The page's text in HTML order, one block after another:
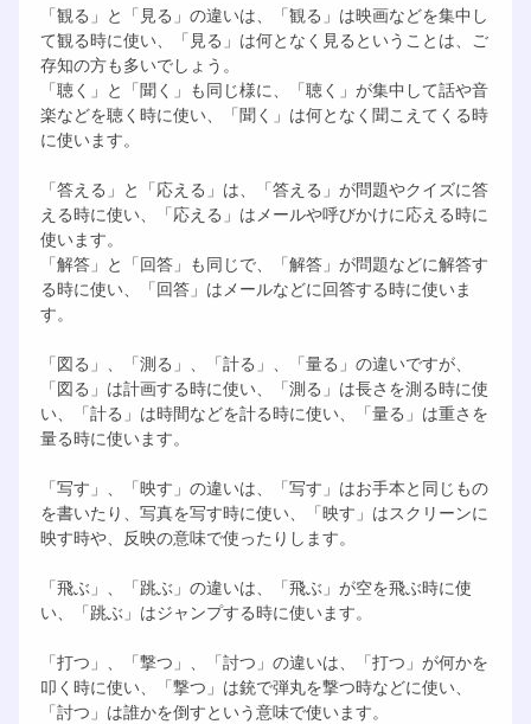
「観る」と「見る」の違いは、「観る」は映画などを集中し
て観る時に使い、「見る」は何となく見るということは、ご
存知の方も多いでしょう。
「聴く」と「聞く」も同じ様に、「聴く」が集中して話や音
楽などを聴く時に使い、「聞く」は何となく聞こえてくる時
に使います。
「答える」と「応える」は、「答える」が問題やクイズに答
える時に使い、「応える」はメールや呼びかけに応える時に
使います。
「解答」と「回答」も同じで、「解答」が問題などに解答す
る時に使い、「回答」はメールなどに回答する時に使いま
す。
「図る」、「測る」、「計る」、「量る」の違いですが、
「図る」は計画する時に使い、「測る」は長さを測る時に使
い、「計る」は時間などを計る時に使い、「量る」は重さを
量る時に使います。
「写す」、「映す」の違いは、「写す」はお手本と同じもの
を書いたり、写真を写す時に使い、「映す」はスクリーンに
映す時や、反映の意味で使ったりします。
「飛ぶ」、「跳ぶ」の違いは、「飛ぶ」が空を飛ぶ時に使
い、「跳ぶ」はジャンプする時に使います。
「打つ」、「撃つ」、「討つ」の違いは、「打つ」が何かを
叩く時に使い、「撃つ」は銃で弾丸を撃つ時などに使い、
「討つ」は誰かを倒すという意味で使います。